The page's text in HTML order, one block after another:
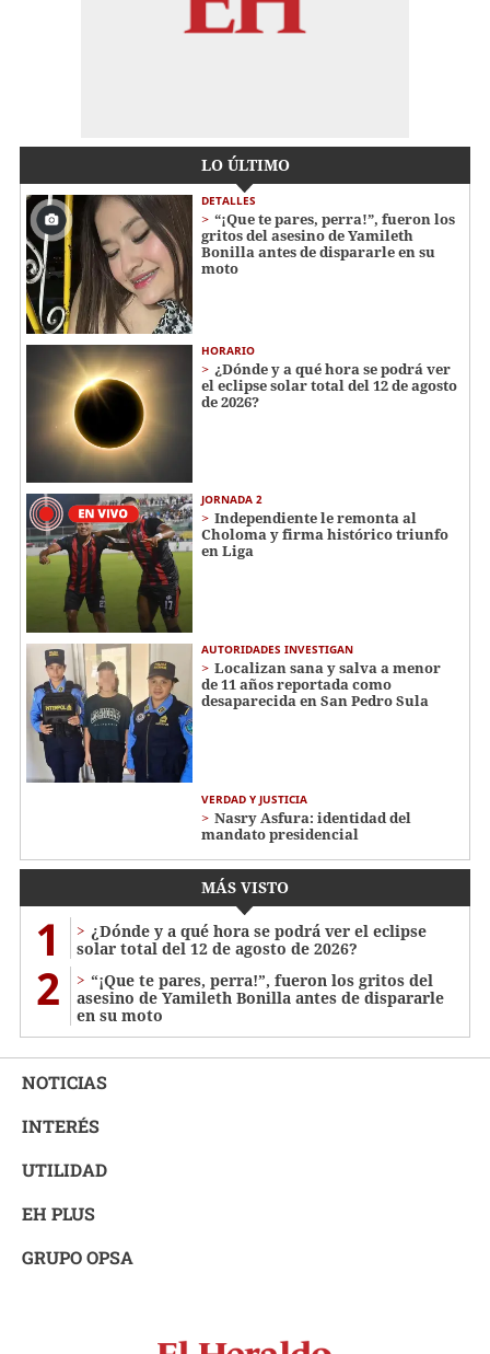
LO ÚLTIMO
DETALLES
“¡Que te pares, perra!”, fueron los
gritos del asesino de Yamileth
Bonilla antes de dispararle en su
moto
HORARIO
¿Dónde y a qué hora se podrá ver
el eclipse solar total del 12 de agosto
de 2026?
JORNADA 2
Independiente le remonta al
Choloma y firma histórico triunfo
en Liga
AUTORIDADES INVESTIGAN
Localizan sana y salva a menor
de 11 años reportada como
desaparecida en San Pedro Sula
VERDAD Y JUSTICIA
Nasry Asfura: identidad del
mandato presidencial
MÁS VISTO
1
¿Dónde y a qué hora se podrá ver el eclipse
solar total del 12 de agosto de 2026?
2
“¡Que te pares, perra!”, fueron los gritos del
asesino de Yamileth Bonilla antes de dispararle
en su moto
NOTICIAS
INTERÉS
UTILIDAD
EH PLUS
GRUPO OPSA